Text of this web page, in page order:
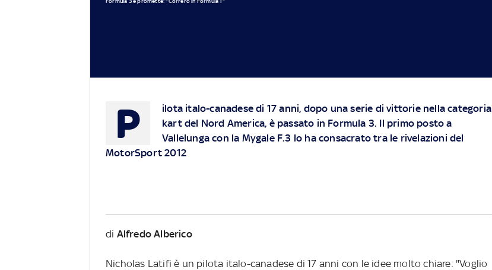
P
ilota italo-canadese di 17 anni, dopo una serie di vittorie nella categoria
kart del Nord America, è passato in Formula 3. Il primo posto a
Vallelunga con la Mygale F.3 lo ha consacrato tra le rivelazioni del
MotorSport 2012
di Alfredo Alberico
Nicholas Latifi è un pilota italo-canadese di 17 anni con le idee molto chiare: "Voglio